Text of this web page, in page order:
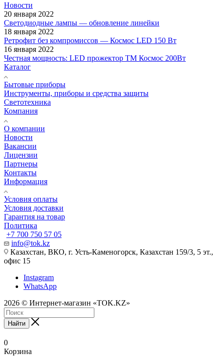
Новости
20 января 2022
Светодиодные лампы — обновление линейки
18 января 2022
Ретрофит без компромиссов — Космос LED 150 Вт
16 января 2022
Честная мощность: LED прожектор ТМ Космос 200Вт
Каталог
Бытовые приборы
Инструменты, приборы и средства защиты
Светотехника
Компания
О компании
Новости
Вакансии
Лицензии
Партнеры
Контакты
Информация
Условия оплаты
Условия доставки
Гарантия на товар
Политика
+7 700 750 57 05
info@tok.kz
Казахстан, ВКО, г. Усть-Каменогорск, Казахстан 159/3, 5 эт.,
офис 15
Instagram
WhatsApp
2026 © Интернет-магазин «TOK.KZ»
Найти
0
Корзина